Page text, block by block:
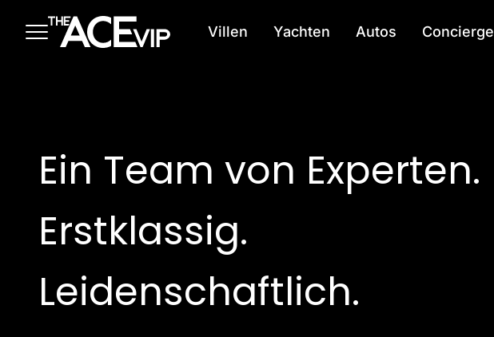
Villen Yachten Autos Concierge
Ein Team von Experten.
Erstklassig.
Leidenschaftlich.